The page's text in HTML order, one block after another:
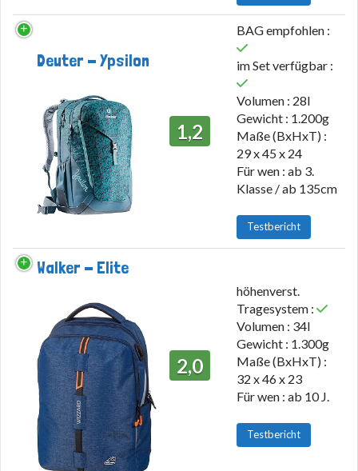
Deuter - Ypsilon
1,2
BAG empfohlen :
im Set verfügbar :
Volumen : 28l
Gewicht : 1.200g
Maße (BxHxT) :
29 x 45 x 24
Für wen : ab 3.
Klasse / ab 135cm
Testbericht
Walker - Elite
2,0
höhenverst.
Tragesystem :
Volumen : 34l
Gewicht : 1.300g
Maße (BxHxT) :
32 x 46 x 23
Für wen : ab 10 J.
Testbericht